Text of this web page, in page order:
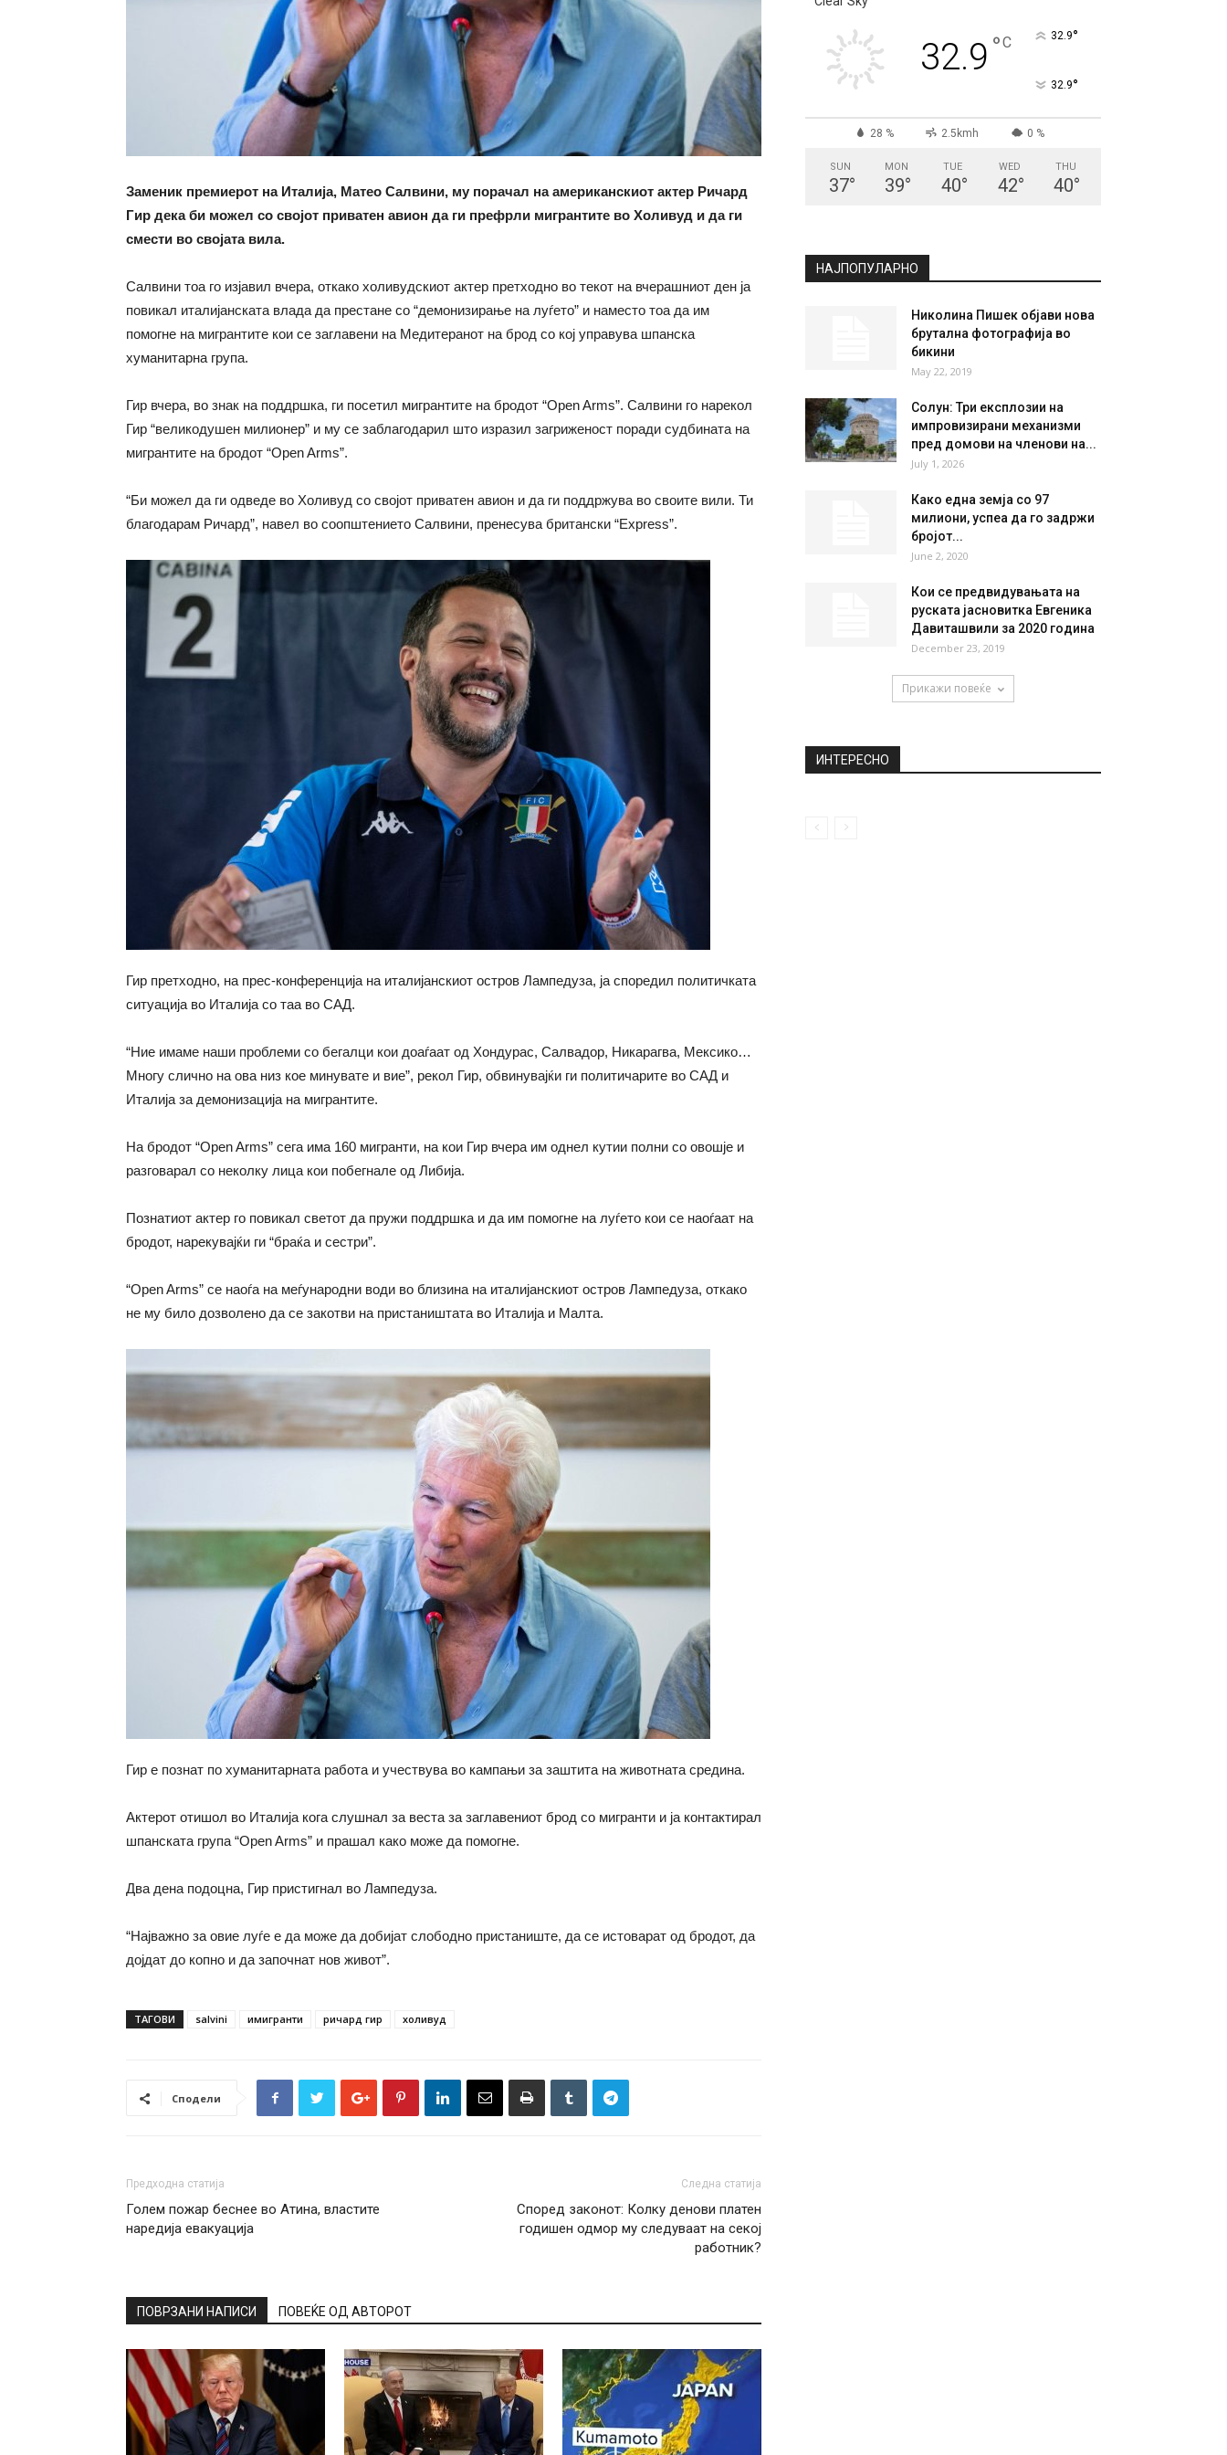
Заменик премиерот на Италија, Матео Салвини, му порачал на американскиот актер Ричард
Гир дека би можел со својот приватен авион да ги префрли мигрантите во Холивуд и да ги
смести во својата вила.
Салвини тоа го изјавил вчера, откако холивудскиот актер претходно во текот на вчерашниот ден ја
повикал италијанската влада да престане со “демонизирање на луѓето” и наместо тоа да им
помогне на мигрантите кои се заглавени на Медитеранот на брод со кој управува шпанска
хуманитарна група.
Гир вчера, во знак на поддршка, ги посетил мигрантите на бродот “Open Arms”. Салвини го нарекол
Гир “великодушен милионер” и му се заблагодарил што изразил загриженост поради судбината на
мигрантите на бродот “Open Arms”.
“Би можел да ги одведе во Холивуд со својот приватен авион и да ги поддржува во своите вили. Ти
благодарам Ричард”, навел во соопштението Салвини, пренесува британски “Express”.
Гир претходно, на прес-конференција на италијанскиот остров Лампедуза, ја споредил политичката
ситуација во Италија со таа во САД.
“Ние имаме наши проблеми со бегалци кои доаѓаат од Хондурас, Салвадор, Никарагва, Мексико…
Многу слично на ова низ кое минувате и вие”, рекол Гир, обвинувајќи ги политичарите во САД и
Италија за демонизација на мигрантите.
На бродот “Open Arms” сега има 160 мигранти, на кои Гир вчера им однел кутии полни со овошје и
разговарал со неколку лица кои побегнале од Либија.
Познатиот актер го повикал светот да пружи поддршка и да им помогне на луѓето кои се наоѓаат на
бродот, нарекувајќи ги “браќа и сестри”.
“Open Arms” се наоѓа на меѓународни води во близина на италијанскиот остров Лампедуза, откако
не му било дозволено да се закотви на пристаништата во Италија и Малта.
Гир е познат по хуманитарната работа и учествува во кампањи за заштита на животната средина.
Актерот отишол во Италија кога слушнал за веста за заглавениот брод со мигранти и ја контактирал
шпанската група “Open Arms” и прашал како може да помогне.
Два дена подоцна, Гир пристигнал во Лампедуза.
“Најважно за овие луѓе е да може да добијат слободно пристаниште, да се истоварат од бродот, да
дојдат до копно и да започнат нов живот”.
ТАГОВИ salvini имигранти ричард гир холивуд
Сподели
Предходна статија
Голем пожар беснее во Атина, властите
наредија евакуација
Следна статија
Според законот: Колку денови платен
годишен одмор му следуваат на секој
работник?
ПОВРЗАНИ НАПИСИ ПОВЕЌЕ ОД АВТОРОТ
СКОПЈЕ
32.9
2.5kmh
37° 39
TUE
40° 42° 40
Николина Пишек објави нова
брутална фотографија во
бикини
May 22, 2019
Солун: Три експлозии на
импровизирани механизми
пред домови на членови на...
July 1, 2026
June 2, 2020